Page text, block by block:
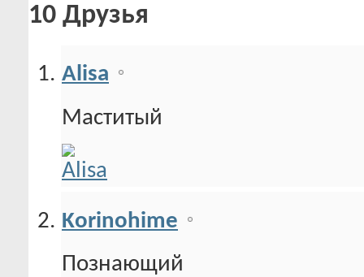
10 Друзья
Alisa
Маститый
Korinohime
Познающий